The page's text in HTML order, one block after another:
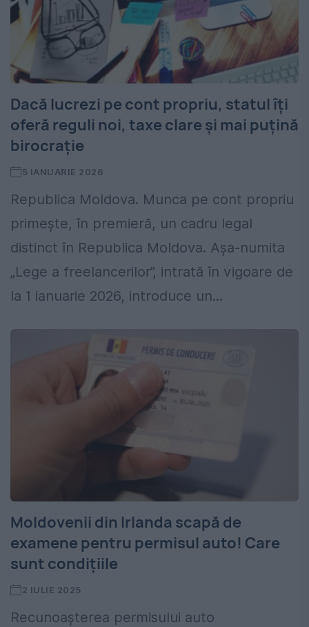
Dacă lucrezi pe cont propriu, statul îți
oferă reguli noi, taxe clare și mai puțină
birocrație
5 IANUARIE 2026
Republica Moldova. Munca pe cont propriu
primește, în premieră, un cadru legal
distinct în Republica Moldova. Așa-numita
„Lege a freelancerilor”, intrată în vigoare de
la 1 ianuarie 2026, introduce un...
Moldovenii din Irlanda scapă de
examene pentru permisul auto! Care
sunt condițiile
2 IULIE 2025
Recunoașterea permisului auto